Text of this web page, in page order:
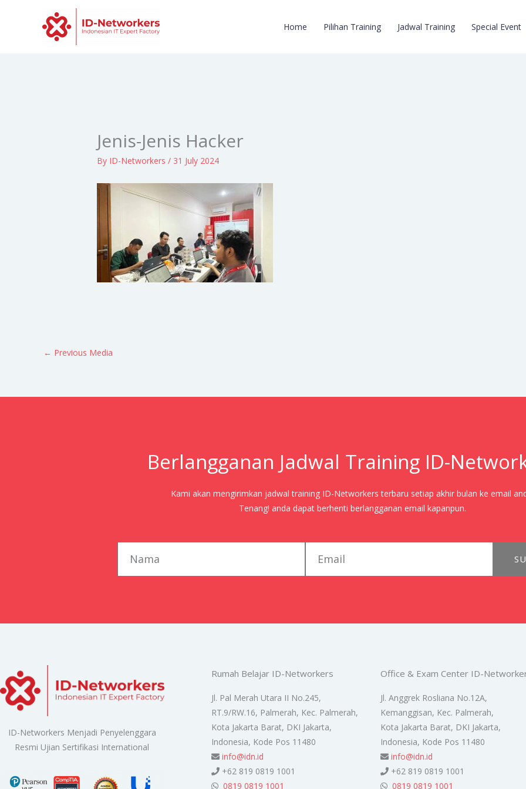
Home Pilihan Training Jadwal Training Special Event
Jenis-Jenis Hacker
By ID-Networkers/ 31 July 2024
← Previous Media
Berlangganan Jadwal Training ID-
Kami akan mengirimkan jadwal training ID-Networkers terbaru setiap akhir bulan ke email
Tenang! anda dapat berhenti berlangganan email kapanpun.
ID-Networkers Menjadi Penyelenggara
Resmi Ujian Sertifikasi International
Rumah Belajar ID-Networkers
Jl. Pal Merah Utara II No.245,
RT.9/RW.16, Palmerah, Kec. Palmerah,
Kota Jakarta Barat, DKI Jakarta,
Indonesia, Kode Pos 11480
info@idn.id
+62 819 0819 1001
0819 0819 1001
Office & Exam Center ID-
Jl. Anggrek Rosliana No.12A,
Kemanggisan, Kec. Palmerah,
Kota Jakarta Barat, DKI Jakarta,
Indonesia, Kode Pos 11480
info@idn.id
+62 819 0819 1001
0819 0819 1001